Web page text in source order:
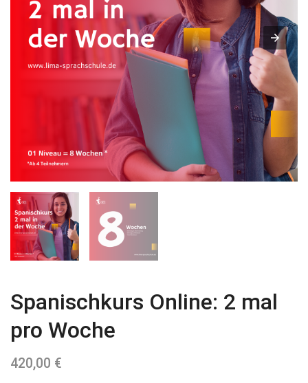
Spanischkurs Online: 2 mal
pro Woche
420,00 €